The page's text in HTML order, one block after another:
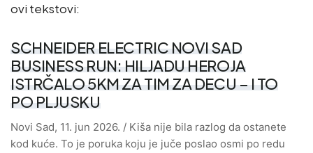
ovi tekstovi:
SCHNEIDER ELECTRIC NOVI SAD
BUSINESS RUN: HILJADU HEROJA
ISTRČALO 5KM ZA TIM ZA DECU – I TO
PO PLJUSKU
Novi Sad, 11. jun 2026. / Kiša nije bila razlog da ostanete
kod kuće. To je poruka koju je juče poslao osmi po redu